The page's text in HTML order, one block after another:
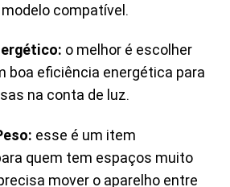
compatível.
o melhor é escolher
boa eficiência energética para
na conta de luz.
esse é um item
quem tem espaços muito
mover o aparelho entre